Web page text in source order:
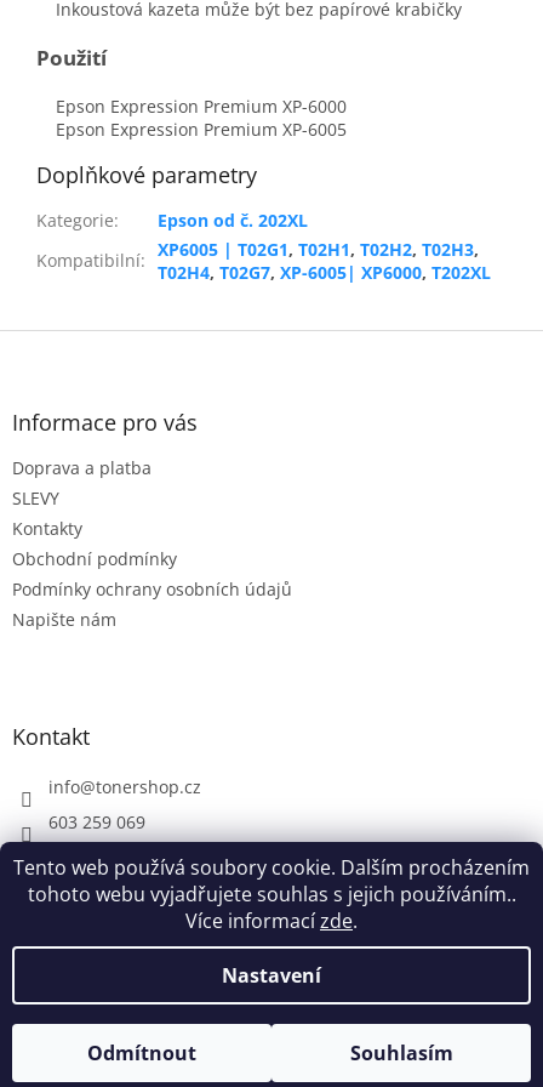
Tento web používá soubory cookie. Dalším procházením
tohoto webu vyjadřujete souhlas s jejich používáním..
Více informacízde.
Nastavení
Odmítnout Souhlasím
Inkoustová kazeta může být bez papírové krabičky
Použití
Epson Expression Premium XP-6000
Epson Expression Premium XP-6005
Doplňkové parametry
Kategorie:
Epson od č. 202XL
Kompatibilní: XP6005 | T02G1, T02H1, T02H2, T02H3,
T02H4, T02G7, XP-6005| XP6000, T202XL
Z
Informace pro vás
Doprava a platba
SLEVY
Kontakty
Obchodní podmínky
Podmínky ochrany osobních údajů
Napište nám
Kontakt
info@tonershop.cz
603 259 069
Vytvořil Shoptet